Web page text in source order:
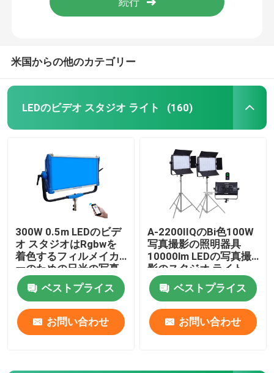
RGB LEDのフィルム ライト
RGB LEDの管ライト
22インチ リング ライト
二重腕LEDの盛り土ライト
米国からの他のカテゴリー
LEDのビデオ スタジオ ライト (160)
300W 0.5m LEDのビデ
オ スタジオはRgbwを
着色するフィルメイカ
ーのための日光の写真
撮影ライトをつける
ベストプライス
お問い合わせ
A-2200IIQのBi色100W
写真撮影の照明器具
10000lm LEDの写真撮
影のスタジオ ライト
ベストプライス
お問い合わせ